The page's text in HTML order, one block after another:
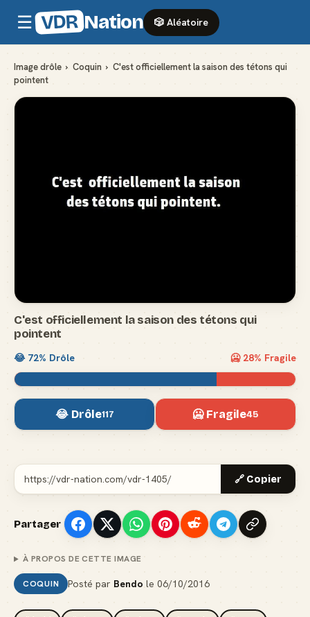
☰ VDR Nation 🎲 Aléatoire
Image drôle › Coquin › C'est officiellement la saison des tétons qui
pointent
C'est officiellement la saison des tétons qui
pointent
😂 72% Drôle 🥶 28% Fragile
😂 Drôle117 🥶 Fragile45
🔗 Copier
Partager
À PROPOS DE CETTE IMAGE
COQUIN Posté par Bendo le06/10/2016